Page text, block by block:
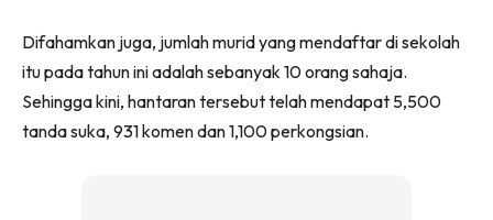
Difahamkan juga, jumlah murid yang mendaftar di sekolah
itu pada tahun ini adalah sebanyak 10 orang sahaja.
Sehingga kini, hantaran tersebut telah mendapat 5,500
tanda suka, 931 komen dan 1,100 perkongsian.